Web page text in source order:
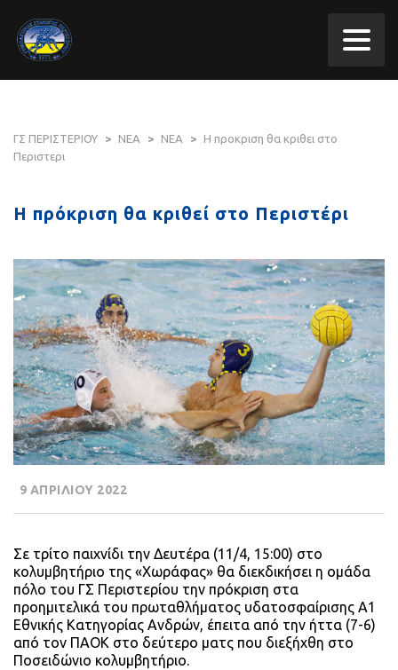
ΓΣ ΠΕΡΙΣΤΕΡΙΟΥ > ΝΕΑ > ΝΕΑ >
H προκριση θα κριθει στο
Περιστερι
H πρόκριση θα κριθεί στο Περιστέρι
9 ΑΠΡΙΛΙΟΥ 2022
Σε τρίτο παιχνίδι την Δευτέρα (11/4, 15:00) στο
κολυμβητήριο της «Χωράφας» θα διεκδικήσει η ομάδα
πόλο του ΓΣ Περιστερίου την πρόκριση στα
προημιτελικά του πρωταθλήματος υδατοσφαίρισης Α1
Εθνικής Κατηγορίας Ανδρών, έπειτα από την ήττα (7-6)
από τον ΠΑΟΚ στο δεύτερο ματς που διεξήχθη στο
Ποσειδώνιο κολυμβητήριο.